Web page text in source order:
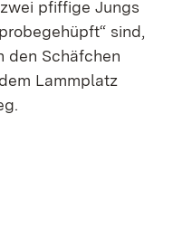
pfiffige Jungs
sind,
den Schäfchen
Lammplatz